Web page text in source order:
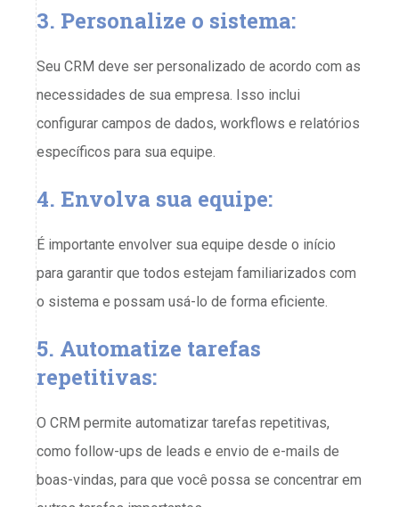
3. Personalize o sistema:
Seu CRM deve ser personalizado de acordo com as
necessidades de sua empresa. Isso inclui
configurar campos de dados, workflows e relatórios
específicos para sua equipe.
4. Envolva sua equipe:
É importante envolver sua equipe desde o início
para garantir que todos estejam familiarizados com
o sistema e possam usá-lo de forma eficiente.
5. Automatize tarefas
repetitivas:
O CRM permite automatizar tarefas repetitivas,
como follow-ups de leads e envio de e-mails de
boas-vindas, para que você possa se concentrar em